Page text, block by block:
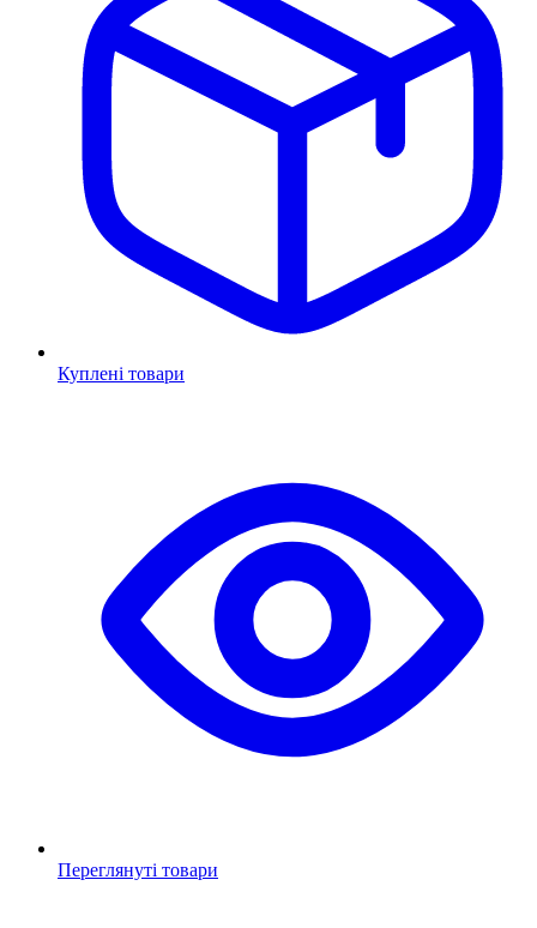
Куплені товари
Переглянуті товари